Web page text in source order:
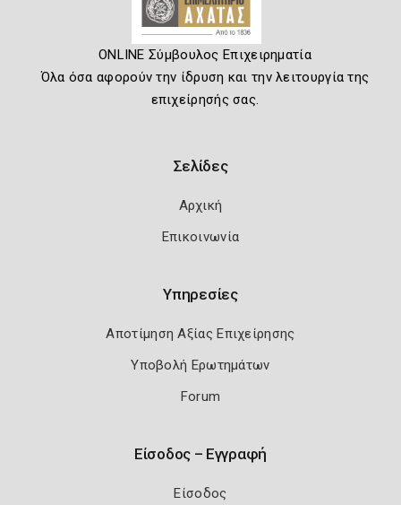
ONLINE Σύμβουλος Επιχειρηματία
Όλα όσα αφορούν την ίδρυση και την λειτουργία της
επιχείρησής σας.
Σελίδες
Αρχική
Επικοινωνία
Υπηρεσίες
Αποτίμηση Αξίας Επιχείρησης
Υποβολή Ερωτημάτων
Forum
Είσοδος – Εγγραφή
Είσοδος